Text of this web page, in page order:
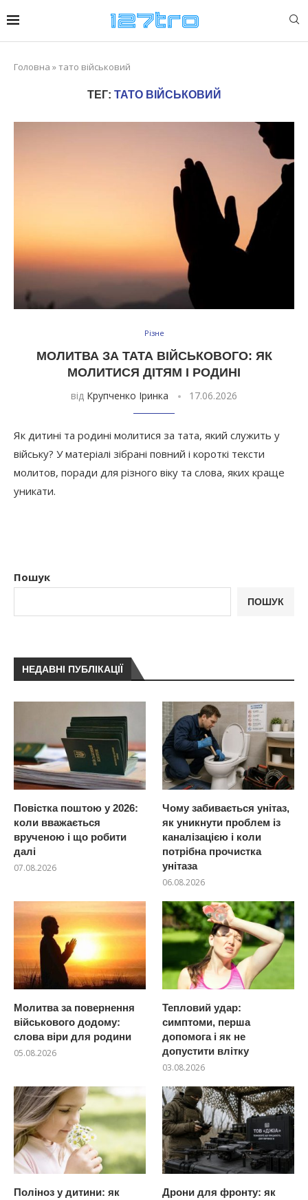
Головна »тато військовий
ТЕГ: ТАТО ВІЙСЬКОВИЙ
Різне
МОЛИТВА ЗА ТАТА ВІЙСЬКОВОГО: ЯК
МОЛИТИСЯ ДІТЯМ І РОДИНІ
від Крупченко Іринка 17.06.2026
Як дитині та родині молитися за тата, який служить у
війську? У матеріалі зібрані повний і короткі тексти
молитов, поради для різного віку та слова, яких краще
уникати.
Пошук
ПОШУК
НЕДАВНІ ПУБЛІКАЦІЇ
Повістка поштою у 2026:
коли вважається
врученою і що робити
далі
07.08.2026
Чому забивається унітаз,
як уникнути проблем із
каналізацією і коли
потрібна прочистка
унітаза
06.08.2026
Молитва за повернення
військового додому:
слова віри для родини
05.08.2026
Тепловий удар:
симптоми, перша
допомога і як не
допустити влітку
03.08.2026
Поліноз у дитини: як
Дрони для фронту: як